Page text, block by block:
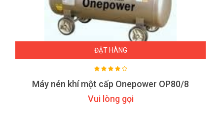
ĐẶT HÀNG
Máy nén khí một cấp Onepower OP80/8
Vui lòng gọi